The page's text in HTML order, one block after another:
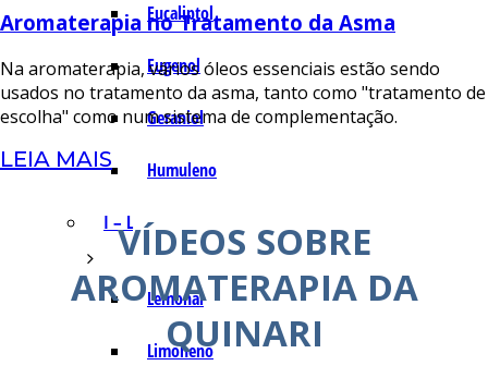
Eucaliptol
Eugenol
Geraniol
Humuleno
I – L
Lemonal
Limoneno
Aromaterapia no Tratamento da Asma
Na aromaterapia, vários óleos essenciais estão sendo
usados no tratamento da asma, tanto como "tratamento de
escolha" como num sistema de complementação.
LEIA MAIS
VÍDEOS SOBRE
AROMATERAPIA DA
QUINARI